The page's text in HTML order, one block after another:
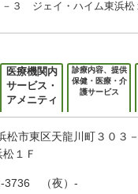
３ ジェイ・ハイム東浜松
医療機関内
サービス・
アメニティ
診療内容、提供
保健・医療・介
護サービス
市東区天龍川町３０３
１Ｆ
3736 （夜）-